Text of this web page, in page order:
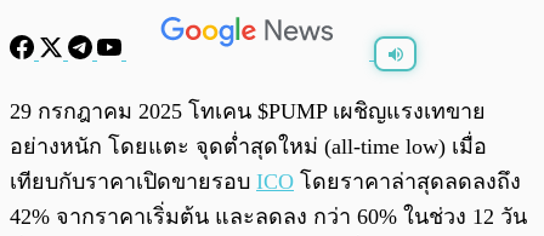
29 กรกฎาคม 2025 โทเคน $PUMP เผชิญแรงเทขาย
อย่างหนัก โดยแตะ จุดต่ำสุดใหม่ (all-time low) เมื่อ
เทียบกับราคาเปิดขายรอบ ICO โดยราคาล่าสุดลดลงถึง
42% จากราคาเริ่มต้น และลดลง กว่า 60% ในช่วง 12 วัน